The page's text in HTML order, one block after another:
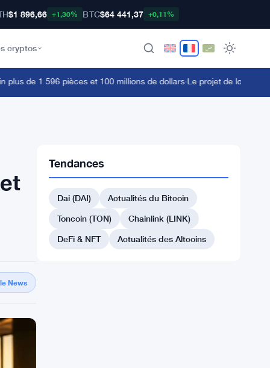
$1 896,66 +1,30% BTC$64 441,37 +0,11%
cryptos
de 1 596 pièces et 100 millions de dollars·Le projet de loi sur les
News
Tendances
Dai (DAI)
Actualités du Bitcoin
Toncoin (TON)
Chainlink (LINK)
DeFi & NFT
Actualités des Altcoins